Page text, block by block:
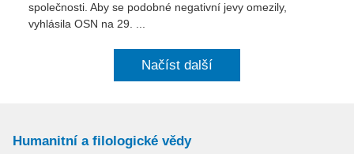
společnosti. Aby se podobné negativní jevy omezily,
vyhlásila OSN na 29. ...
Načíst další
Humanitní a filologické vědy